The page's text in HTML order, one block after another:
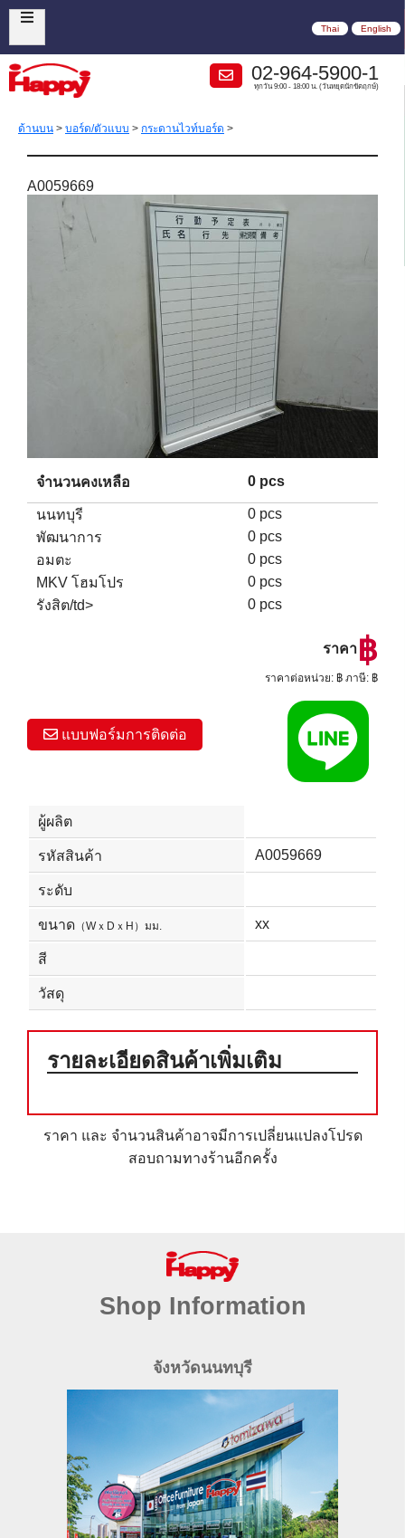
Thai English
02-964-5900-1
ทุกวัน 9:00 - 18:00 น. (วันหยุดนักขัตฤกษ์)
ด้านบน > บอร์ด/ตัวแบบ > กระดานไวท์บอร์ด >
A0059669
จำนวนคงเหลือ 0 pcs
นนทบุรี
0 pcs
พัฒนาการ
0 pcs
อมตะ
0 pcs
MKV โฮมโปร
0 pcs
รังสิต/td>
0 pcs
ราคา฿
ราคาต่อหน่วย: ฿ ภาษี: ฿
แบบฟอร์มการติดต่อ
ผู้ผลิต
รหัสสินค้า A0059669
ระดับ
ขนาด （WｘDｘH）มม. xx
สี
วัสดุ
รายละเอียดสินค้าเพิ่มเติม
ราคา และ จำนวนสินค้าอาจมีการเปลี่ยนแปลงโปรด
สอบถามทางร้านอีกครั้ง
Shop Information
จังหวัดนนทบุรี